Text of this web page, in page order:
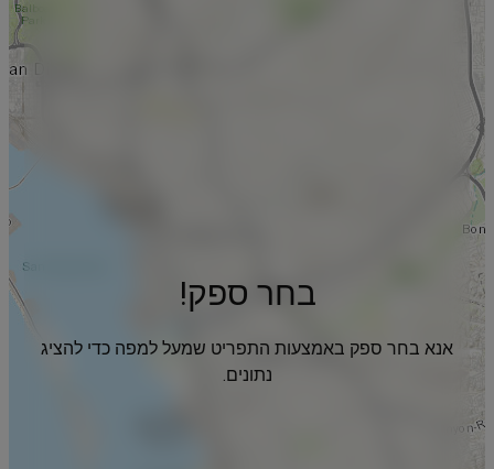
בחר ספק!
אנא בחר ספק באמצעות התפריט שמעל למפה כדי להציג
נתונים.